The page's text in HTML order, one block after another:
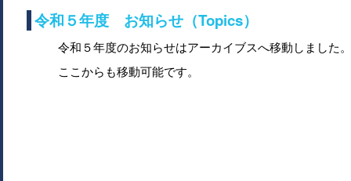
令和５年度 お知らせ（Topics）
令和５年度のお知らせはアーカイブスへ移動しました。
ここからも移動可能です。